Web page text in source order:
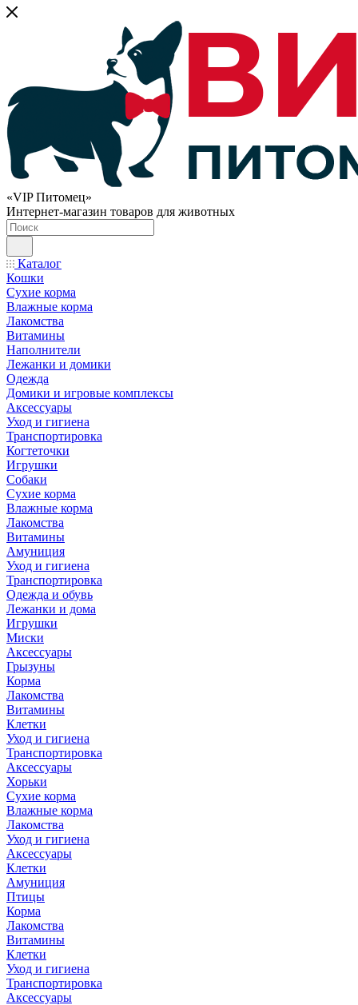
«VIP Питомец»
Интернет-магазин товаров для животных
Каталог
Кошки
Сухие корма
Влажные корма
Лакомства
Витамины
Наполнители
Лежанки и домики
Одежда
Домики и игровые комплексы
Аксессуары
Уход и гигиена
Транспортировка
Когтеточки
Игрушки
Собаки
Сухие корма
Влажные корма
Лакомства
Витамины
Амуниция
Уход и гигиена
Транспортировка
Одежда и обувь
Лежанки и дома
Игрушки
Миски
Аксессуары
Грызуны
Корма
Лакомства
Витамины
Клетки
Уход и гигиена
Транспортировка
Аксессуары
Хорьки
Сухие корма
Влажные корма
Лакомства
Уход и гигиена
Аксессуары
Клетки
Амуниция
Птицы
Корма
Лакомства
Витамины
Клетки
Уход и гигиена
Транспортировка
Аксессуары